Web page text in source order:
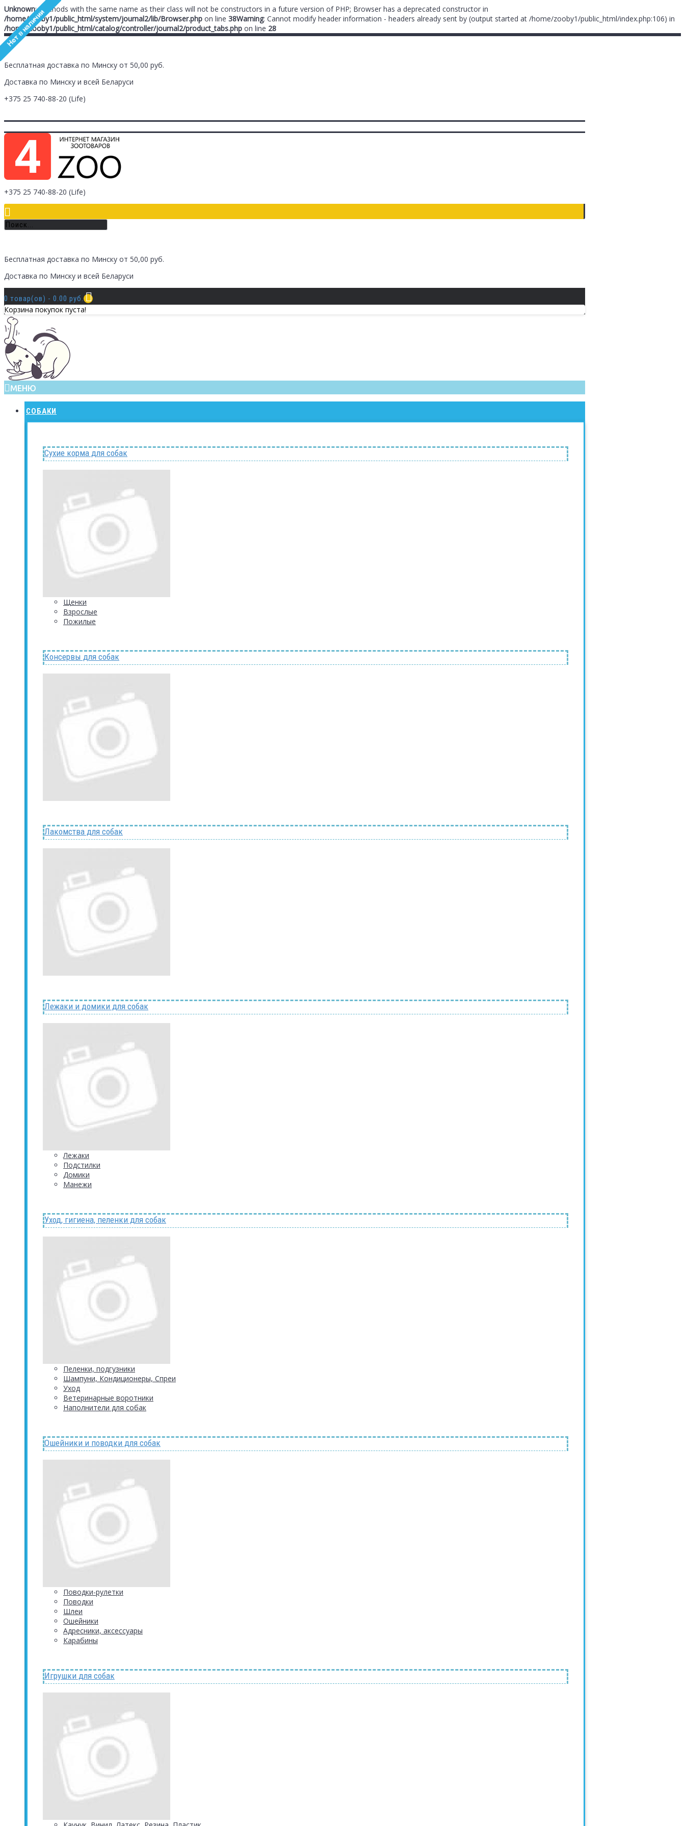
Unknown: Methods with the same name as their class will not be constructors in a future version of PHP; Browser has a deprecated constructor in
/home/zooby1/public_html/system/journal2/lib/Browser.php on line 38Warning: Cannot modify header information - headers already sent by (output started at /home/zooby1/public_html/index.php:106) in
/home/zooby1/public_html/catalog/controller/journal2/product_tabs.php on line 28
Бесплатная доставка по Минску от 50,00 руб.
Доставка по Минску и всей Беларуси
+375 25 740-88-20 (Life)
+375 25 740-88-20 (Life)
Бесплатная доставка по Минску от 50,00 руб.
Доставка по Минску и всей Беларуси
0 товар(ов) - 0.00 руб.
Корзина покупок пуста!
МЕНЮ
СОБАКИ
Сухие корма для собак
Щенки
Взрослые
Пожилые
Консервы для собак
Лакомства для собак
Лежаки и домики для собак
Лежаки
Подстилки
Домики
Манежи
Уход, гигиена, пеленки для собак
Пеленки, подгузники
Шампуни, Кондиционеры, Спреи
Уход
Ветеринарные воротники
Наполнители для собак
Ошейники и поводки для собак
Поводки-рулетки
Поводки
Шлеи
Ошейники
Адресники, аксессуары
Карабины
Игрушки для собак